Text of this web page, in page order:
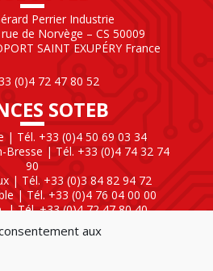
aux
Perrier Industrie
de Norvège – CS 50009
SAINT EXUPÉRY France
(0)4 72 47 80 52
SOTEB
| Tél. +33 (0)4 50 69 03 34
Bresse | Tél. +33 (0)4 74 32 74
90
| Tél. +33 (0)3 84 82 94 72
| Tél. +33 (0)4 76 04 00 00
| Tél. +33 (0)4 72 47 80 40
ELEKTRO